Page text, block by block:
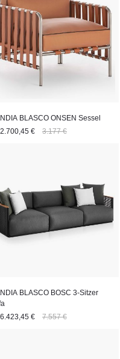
ein Entwurf von Fran
DNA von José A.
und Pflanzenkübel
BLASCO ONSEN Sessel
2.700,45 € 3.177 €
BLASCO BOSC 3-Sitzer
6.423,45 € 7.557 €